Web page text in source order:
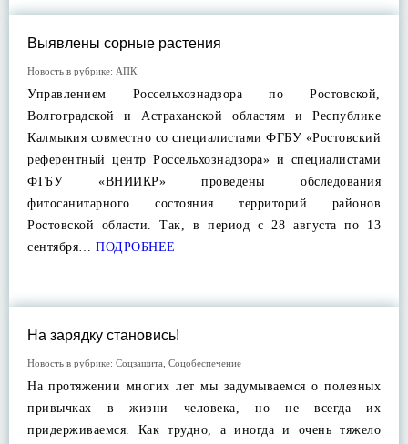
Выявлены сорные растения
Новость в рубрике: АПК
Управлением Россельхознадзора по Ростовской,
Волгоградской и Астраханской областям и Республике
Калмыкия совместно со специалистами ФГБУ «Ростовский
референтный центр Россельхознадзора» и специалистами
ФГБУ «ВНИИКР» проведены обследования
фитосанитарного состояния территорий районов
Ростовской области. Так, в период с 28 августа по 13
сентября… ПОДРОБНЕЕ
На зарядку становись!
Новость в рубрике: Соцзащита Соцобеспечение
На протяжении многих лет мы задумываемся о полезных
привычках в жизни человека, но не всегда их
придерживаемся. Как трудно, а иногда и очень тяжело